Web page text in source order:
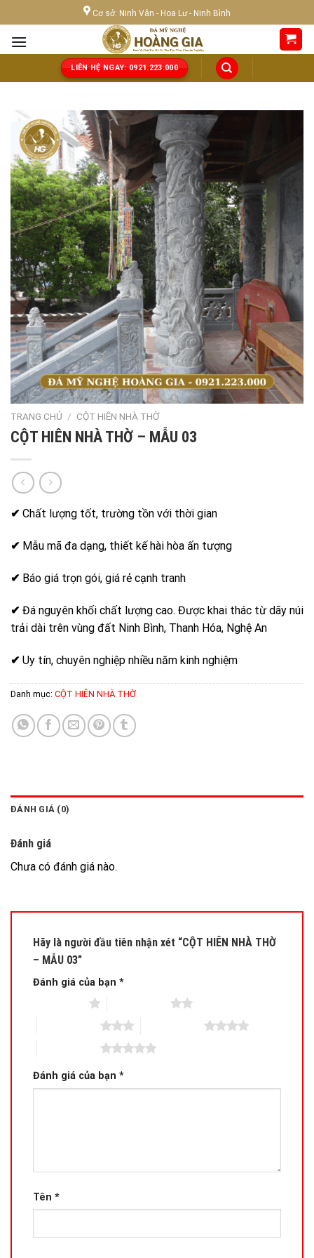
to
content
Cơ sở: Ninh Vân - Hoa Lư - Ninh Bình
LIÊN HỆ NGAY: 0921.223.000
TRANG CHỦ / CỘT HIÊN NHÀ THỜ
CỘT HIÊN NHÀ THỜ – MẪU 03
✔ Chất lượng tốt, trường tồn với thời gian
✔ Mẫu mã đa dạng, thiết kế hài hòa ấn tượng
✔ Báo giá trọn gói, giá rẻ cạnh tranh
✔ Đá nguyên khối chất lượng cao. Được khai thác từ dãy núi
trải dài trên vùng đất Ninh Bình, Thanh Hóa, Nghệ An
✔ Uy tín, chuyên nghiệp nhiều năm kinh nghiệm
Danh mục: CỘT HIÊN NHÀ THỜ
ĐÁNH GIÁ (0)
Đánh giá
Chưa có đánh giá nào.
Hãy là người đầu tiên nhận xét “CỘT HIÊN NHÀ THỜ
– MẪU 03”
Đánh giá của bạn *
Đánh giá của bạn *
Tên *